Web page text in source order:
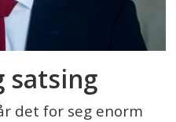
satsing
det for seg enorm